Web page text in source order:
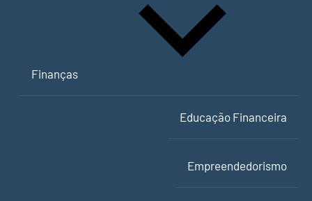
empreendedorismo
Finanças
Educação Financeira
Empreendedorismo